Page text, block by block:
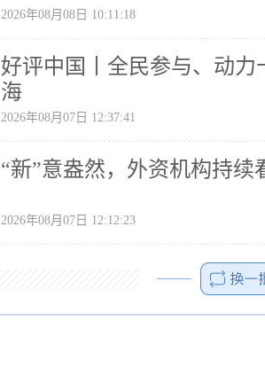
2026年08月08日 10:11:18
好评中国丨全民参与、动力
海
2026年08月07日 12:37:41
“新”意盎然，外资机构持续
2026年08月07日 12:12:23